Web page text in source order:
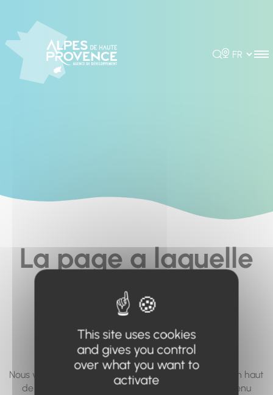
Rechercher
Choisir la
La page a laquelle
vous cherchez à
accéder n'existe
pas... ou plus.
Nous vous invitons à utiliser le moteur de recherche en haut
de page, ou à utiliser le menu pour trouver le contenu
This site uses cookies
and gives you control
over what you want to
activate